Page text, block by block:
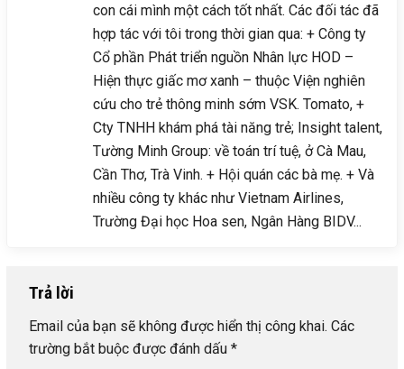
con cái mình một cách tốt nhất. Các đối tác đã
hợp tác với tôi trong thời gian qua: + Công ty
Cổ phần Phát triển nguồn Nhân lực HOD –
Hiện thực giấc mơ xanh – thuộc Viện nghiên
cứu cho trẻ thông minh sớm VSK. Tomato, +
Cty TNHH khám phá tài năng trẻ; Insight talent,
Tường Minh Group: về toán trí tuệ, ở Cà Mau,
Cần Thơ, Trà Vinh. + Hội quán các bà mẹ. + Và
nhiều công ty khác như Vietnam Airlines,
Trường Đại học Hoa sen, Ngân Hàng BIDV...
Trả lời
Email của bạn sẽ không được hiển thị công khai. Các
trường bắt buộc được đánh dấu *